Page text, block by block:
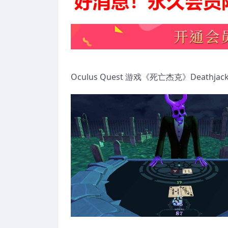
Oculus Quest 游戏《死亡杰克》